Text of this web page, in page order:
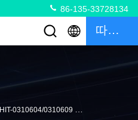
86-135-33728134
따옴표
HIT-0310604/0310609 실린더는 4371061 기계 EX200-5 굴삭기 스티어링 붐 암 버커 봉지 키트 유압 실린더입니다